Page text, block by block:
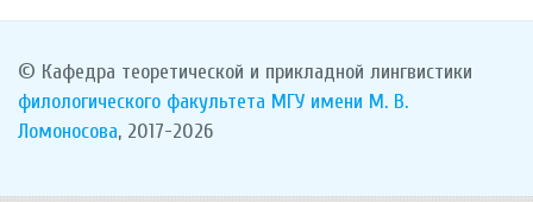
© Кафедра теоретической и прикладной лингвистики
филологического факультета МГУ имени М. В.
Ломоносова, 2017-2026